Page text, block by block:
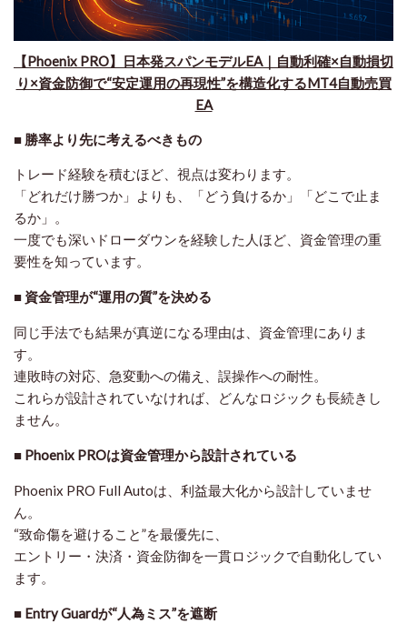
【Phoenix PRO】日本発スパンモデルEA｜自動利確×自動損切
り×資金防御で“安定運用の再現性”を構造化するMT4自動売買
EA
■ 勝率より先に考えるべきもの
トレード経験を積むほど、視点は変わります。
「どれだけ勝つか」よりも、
「どう負けるか」「どこで止ま
るか」
。
一度でも深いドローダウンを経験した人ほど、資金管理の重
要性を知っています。
■ 資金管理が“運用の質”を決める
同じ手法でも結果が真逆になる理由は、資金管理にありま
す。
連敗時の対応、急変動への備え、誤操作への耐性。
これらが設計されていなければ、どんなロジックも長続きし
ません。
■ Phoenix PROは資金管理から設計されている
Phoenix PRO Full Autoは、利益最大化から設計していませ
ん。
“致命傷を避けること”を最優先に、
エントリー・決済・資金防御を一貫ロジックで自動化してい
ます。
■ Entry Guardが“人為ミス”を遮断